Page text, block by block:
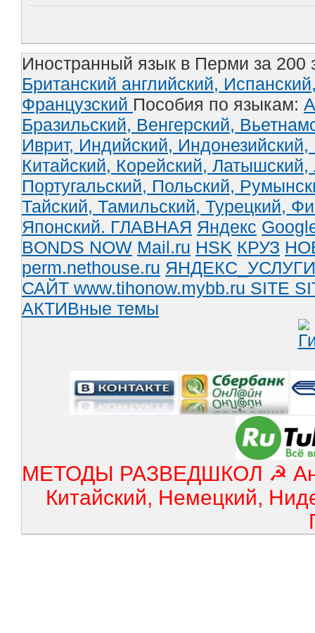
Иностранный язык в Перми за 200
Британский английский,
Французский Пособия по языкам:
Бразильский, Венгерский,
Иврит, Индийский, Индонезийский,
Китайский, Корейский, Латышский,
Португальский, Польский,
Тайский, Тамильский, Турецкий,
Японский. ГЛАВНАЯ Яндекс
BONDS NOW Mail.ru HSK КРУЗ
perm.nethouse.ru ЯНДЕКС_УСЛУГИ
САЙТ www.tihonow.mybb.ru SITE
АКТИВные темы
МЕТОДЫ РАЗВЕДШКОЛ ☭
Китайский, Немецкий,